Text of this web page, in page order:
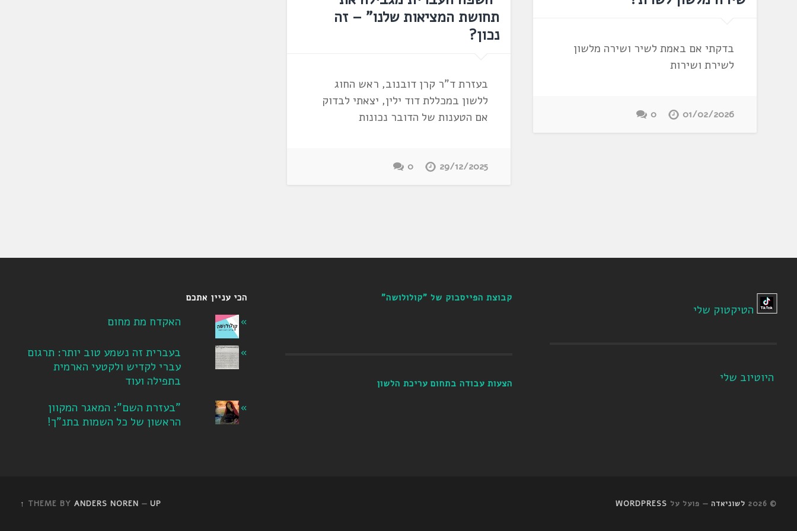
בדקתי אם באמת לשיר ושירה מלשון
לשירת ושירות
01/02/2026
0
תחושת המציאות שלנו" – זה
נכון?
בעזרת ד"ר קרן דובנוב, ראש החוג
ללשון במכללת דוד ילין, יצאתי לבדוק
אם הטענות של הדובר נכונות
29/12/2025
0
הטיקטוק שלי
היוטיוב שלי
קבוצת הפייסבוק של "קולולושה"
הצעות עבודה בתחום עריכת הלשון
הכי עניין אתכם
האקדח מת מחום
בעברית זה נשמע טוב יותר: תרגום
עברי לקדיש ולקטעי הארמית
בתפילה ועוד
"בעזרת השם": המאגר המקוון
הראשון של כל השמות בתנ"ך!
© 2026 לשוניאדה — פועל על WORDPRESS
THEME BY ANDERS NOREN — UP ↑